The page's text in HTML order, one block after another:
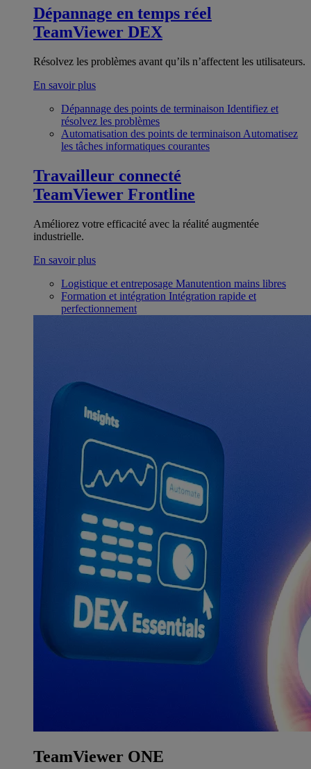
Dépannage en temps réel
TeamViewer DEX
Résolvez les problèmes avant qu’ils n’affectent les utilisateurs.
En savoir plus
Dépannage des points de terminaison Identifiez et
résolvez les problèmes
Automatisation des points de terminaison Automatisez
les tâches informatiques courantes
Travailleur connecté
TeamViewer Frontline
Améliorez votre efficacité avec la réalité augmentée
industrielle.
En savoir plus
Logistique et entreposage Manutention mains libres
Formation et intégration Intégration rapide et
perfectionnement
TeamViewer ONE